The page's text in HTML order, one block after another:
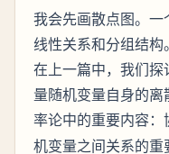
我会先画散点图。
线性关系和分组结构。
在上一篇中，我们探
量随机变量自身的
率论中的重要内容：
机变量之间关系的